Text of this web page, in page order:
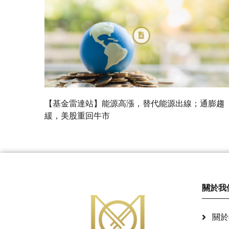
【基金雷達站】能源高漲，替代能源出線；通膨趨
緩，美股重回牛市
關於我
關